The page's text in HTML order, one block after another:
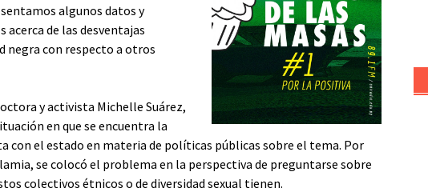
algunos datos y
de las desventajas
negra con respecto a otros
y activista Michelle Suárez,
en que se encuentra la
con el estado en materia de políticas públicas sobre el tema. Por
se colocó el problema en la perspectiva de preguntarse sobre
colectivos étnicos o de diversidad sexual tienen.